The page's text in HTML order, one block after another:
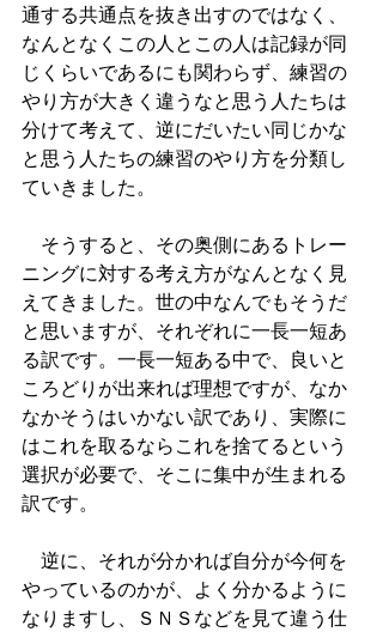
通する共通点を抜き出すのではなく、
なんとなくこの人とこの人は記録が同
じくらいであるにも関わらず、練習の
やり方が大きく違うなと思う人たちは
分けて考えて、逆にだいたい同じかな
と思う人たちの練習のやり方を分類し
ていきました。
そうすると、その奥側にあるトレー
ニングに対する考え方がなんとなく見
えてきました。世の中なんでもそうだ
と思いますが、それぞれに一長一短あ
る訳です。一長一短ある中で、良いと
ころどりが出来れば理想ですが、なか
なかそうはいかない訳であり、実際に
はこれを取るならこれを捨てるという
選択が必要で、そこに集中が生まれる
訳です。
逆に、それが分かれば自分が今何を
やっているのかが、よく分かるように
なりますし、ＳＮＳなどを見て違う仕